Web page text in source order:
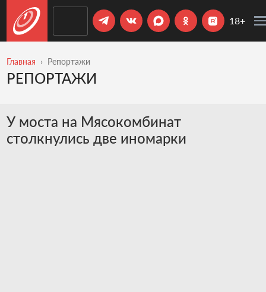
18+
Главная Репортажи
РЕПОРТАЖИ
У моста на Мясокомбинат
столкнулись две иномарки